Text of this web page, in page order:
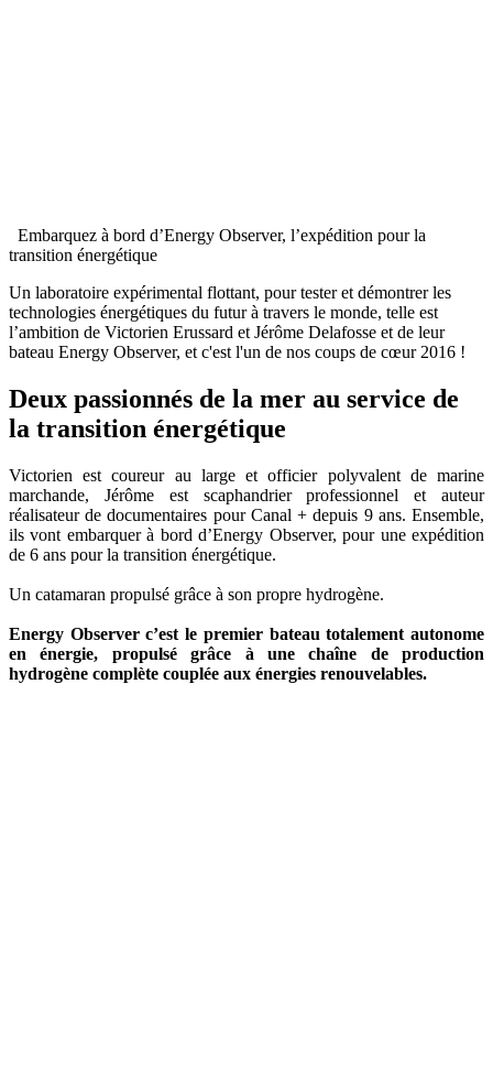
Embarquez à bord d’Energy Observer, l’expédition pour la
transition énergétique
Un laboratoire expérimental flottant, pour tester et démontrer les
technologies énergétiques du futur à travers le monde, telle est
l’ambition de Victorien Erussard et Jérôme Delafosse et de leur
bateau Energy Observer, et c'est l'un de nos coups de cœur 2016 !
Deux passionnés de la mer au service de
la transition énergétique
Victorien est coureur au large et officier polyvalent de marine
marchande, Jérôme est scaphandrier professionnel et auteur
réalisateur de documentaires pour Canal + depuis 9 ans. Ensemble,
ils vont embarquer à bord d’Energy Observer, pour une expédition
de 6 ans pour la transition énergétique.
Un catamaran propulsé grâce à son propre hydrogène.
Energy Observer c’est le premier bateau totalement autonome
en énergie, propulsé grâce à une chaîne de production
hydrogène complète couplée aux énergies renouvelables.